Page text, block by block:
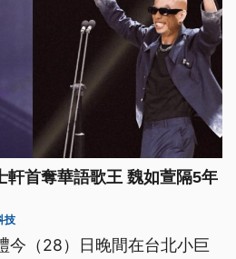
軒首奪華語歌王 魏如萱隔5年
技
今（28）日晚間在台北小巨